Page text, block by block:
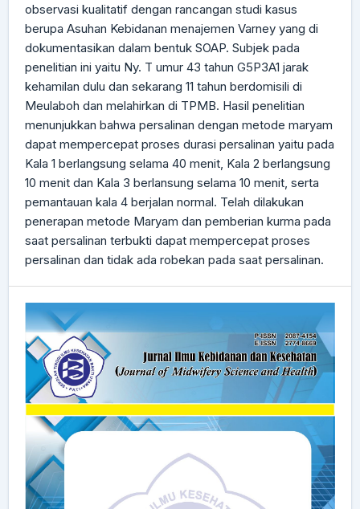
observasi kualitatif dengan rancangan studi kasus
berupa Asuhan Kebidanan menajemen Varney yang di
dokumentasikan dalam bentuk SOAP. Subjek pada
penelitian ini yaitu Ny. T umur 43 tahun G5P3A1 jarak
kehamilan dulu dan sekarang 11 tahun berdomisili di
Meulaboh dan melahirkan di TPMB. Hasil penelitian
menunjukkan bahwa persalinan dengan metode maryam
dapat mempercepat proses durasi persalinan yaitu pada
Kala 1 berlangsung selama 40 menit, Kala 2 berlangsung
10 menit dan Kala 3 berlansung selama 10 menit, serta
pemantauan kala 4 berjalan normal. Telah dilakukan
penerapan metode Maryam dan pemberian kurma pada
saat persalinan terbukti dapat mempercepat proses
persalinan dan tidak ada robekan pada saat persalinan.